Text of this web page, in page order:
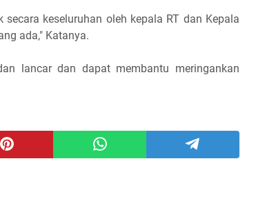
keseluruhan oleh kepala RT dan Kepala
ada," Katanya.
lancar dan dapat membantu meringankan